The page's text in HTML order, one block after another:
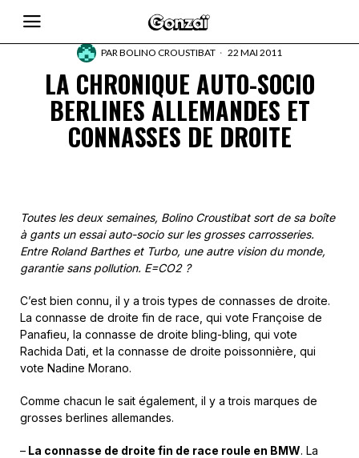
PARBOLINO CROUSTIBAT 22 MAI 2011
LA CHRONIQUE AUTO-SOCIO
BERLINES ALLEMANDES ET
CONNASSES DE DROITE
Toutes les deux semaines, Bolino Croustibat sort de sa boîte
à gants un essai auto-socio sur les grosses carrosseries.
Entre Roland Barthes et Turbo, une autre vision du monde,
garantie sans pollution. E=CO2 ?
C’est bien connu, il y a trois types de connasses de droite.
La connasse de droite fin de race, qui vote Françoise de
Panafieu, la connasse de droite bling-bling, qui vote
Rachida Dati, et la connasse de droite poissonnière, qui
vote Nadine Morano.
Comme chacun le sait également, il y a trois marques de
grosses berlines allemandes.
– La connasse de droite fin de race roule en BMW. La